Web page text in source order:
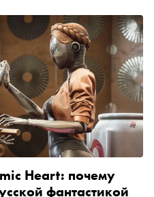
Heart: почему
фантастикой